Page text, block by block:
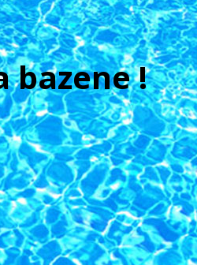
bazene !